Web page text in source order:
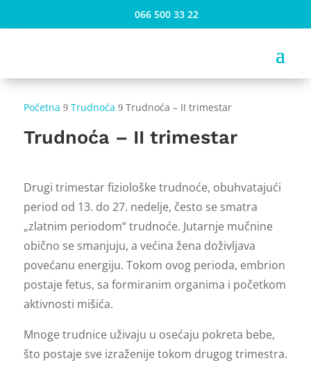
066 500 33 22
Početna 9 Trudnoća 9 Trudnoća – II trimestar
Trudnoća – II trimestar
Drugi trimestar fiziološke trudnoće, obuhvatajući
period od 13. do 27. nedelje, često se smatra
„zlatnim periodom“ trudnoće. Jutarnje mučnine
obično se smanjuju, a većina žena doživljava
povećanu energiju. Tokom ovog perioda, embrion
postaje fetus, sa formiranim organima i početkom
aktivnosti mišića.
Mnoge trudnice uživaju u osećaju pokreta bebe,
što postaje sve izraženije tokom drugog trimestra.